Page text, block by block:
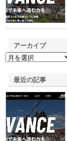
アーカイブ
最近の記事